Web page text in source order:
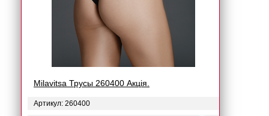
Milavitsa Трусы 260400 Акція.
Артикул: 260400